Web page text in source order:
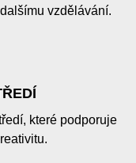
vzdělávání.
které podporuje